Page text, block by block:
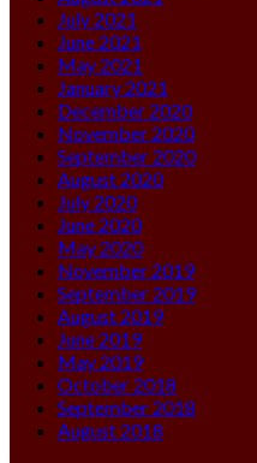
July 2021
June 2021
May 2021
January 2021
December 2020
November 2020
September 2020
August 2020
July 2020
June 2020
May 2020
November 2019
September 2019
August 2019
June 2019
May 2019
October 2018
September 2018
August 2018